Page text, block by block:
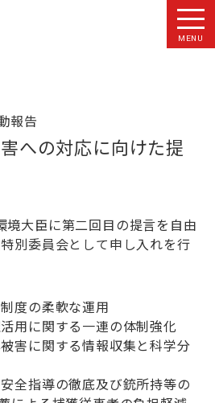
MENU
報告
への対応に向けた提
境大臣に第二回目の提言を自由
別委員会として申し入れを行
度の柔軟な運用
用に関する一連の体制強化
害に関する情報収集と科学分
全指導の徹底及び銃所持等の